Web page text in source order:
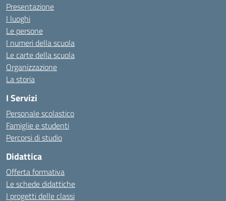
Presentazione
I luoghi
Le persone
I numeri della scuola
Le carte della scuola
Organizzazione
La storia
I Servizi
Personale scolastico
Famiglie e studenti
Percorsi di studio
Didattica
Offerta formativa
Le schede didattiche
I progetti delle classi